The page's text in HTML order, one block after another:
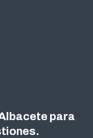
para